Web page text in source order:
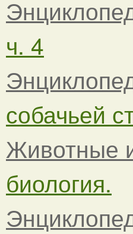
ч. 4
собачьей
Животные
биология.